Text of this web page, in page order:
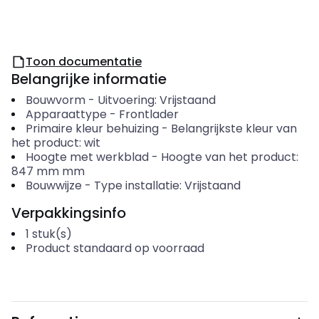
Toon documentatie
Belangrijke informatie
Bouwvorm- Uitvoering: Vrijstaand
Apparaattype - Frontlader
Primaire kleur behuizing- Belangrijkste kleur van
het product: wit
Hoogte met werkblad- Hoogte van het product:
847 mm mm
Bouwwijze - Type installatie: Vrijstaand
Verpakkingsinfo
1 stuk(s)
Product standaard op voorraad